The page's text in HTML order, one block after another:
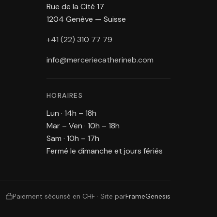
Rue de la Cité 17
1204 Genève — Suisse
+41 (22) 310 77 79
info@merceriecatherineb.com
HORAIRES
Lun · 14h – 18h
Mar – Ven · 10h – 18h
Sam · 10h – 17h
Fermé le dimanche et jours fériés
Paiement sécurisé en CHF · Site parFrameGenesis